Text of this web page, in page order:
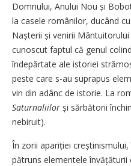
Domnului, Anului Nou și
la casele românilor, ducând
Nașterii și venirii
cunoscut faptul că genul
îndepărtate ale istoriei
peste care s-au suprapus
vin din adânc de istorie. La
Saturnaliilor și sărbătorii
nebiruit).
În zorii apariției
pătruns elementele învățăturii